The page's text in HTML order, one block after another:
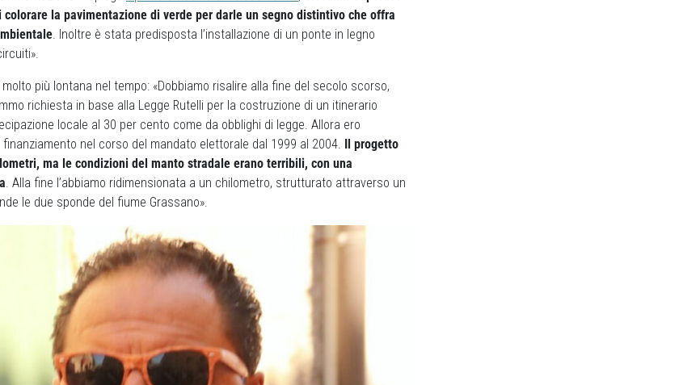
colorare la pavimentazione di verde per darle un segno distintivo che offra
. Inoltre è stata predisposta l’installazione di un ponte in legno
più lontana nel tempo: «Dobbiamo risalire alla fine del secolo scorso,
richiesta in base alla Legge Rutelli per la costruzione di un itinerario
locale al 30 per cento come da obblighi di legge. Allora ero
nel corso del mandato elettorale dal 1999 al 2004. Il progetto
ma le condizioni del manto stradale erano terribili, con una
. Alla fine l’abbiamo ridimensionata a un chilometro, strutturato attraverso un
le due sponde del fiume Grassano».